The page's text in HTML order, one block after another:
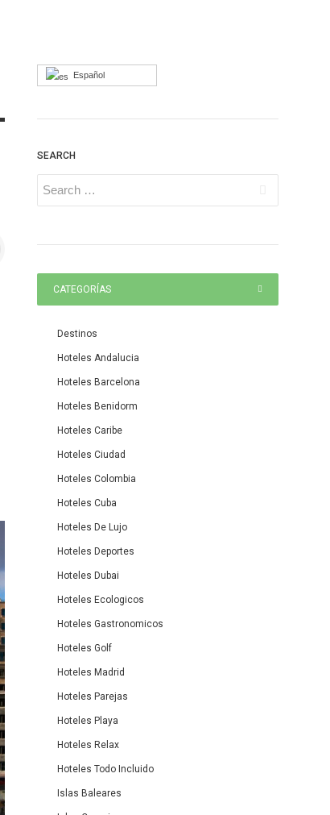
Español
SEARCH
CATEGORÍAS
Destinos
Hoteles Andalucia
Hoteles Barcelona
Hoteles Benidorm
Hoteles Caribe
Hoteles Ciudad
Hoteles Colombia
Hoteles Cuba
Hoteles De Lujo
Hoteles Deportes
Hoteles Dubai
Hoteles Ecologicos
Hoteles Gastronomicos
Hoteles Golf
Hoteles Madrid
Hoteles Parejas
Hoteles Playa
Hoteles Relax
Hoteles Todo Incluido
Islas Baleares